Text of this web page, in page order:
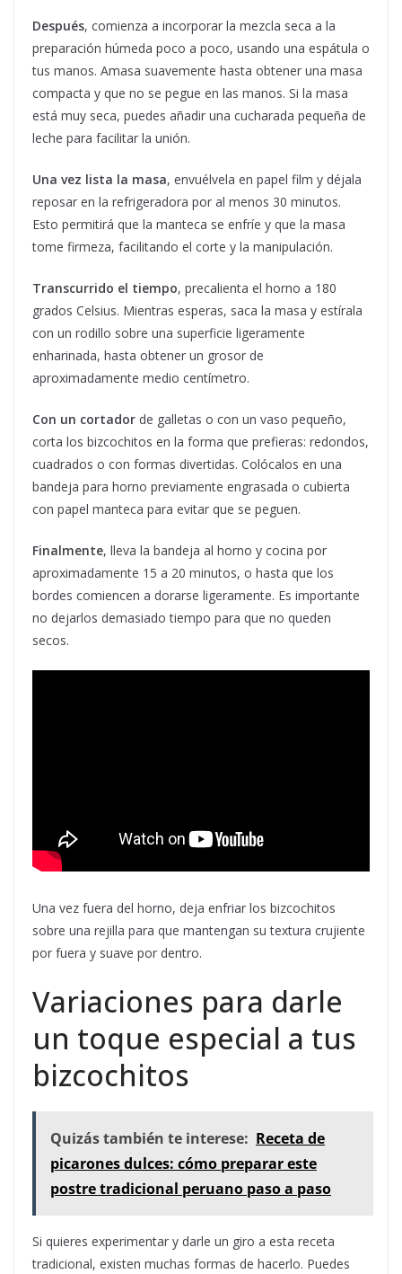
Después, comienza a incorporar la mezcla seca a la
preparación húmeda poco a poco, usando una espátula o
tus manos. Amasa suavemente hasta obtener una masa
compacta y que no se pegue en las manos. Si la masa
está muy seca, puedes añadir una cucharada pequeña de
leche para facilitar la unión.
Una vez lista la masa, envuélvela en papel film y déjala
reposar en la refrigeradora por al menos 30 minutos.
Esto permitirá que la manteca se enfríe y que la masa
tome firmeza, facilitando el corte y la manipulación.
Transcurrido el tiempo, precalienta el horno a 180
grados Celsius. Mientras esperas, saca la masa y estírala
con un rodillo sobre una superficie ligeramente
enharinada, hasta obtener un grosor de
aproximadamente medio centímetro.
Con un cortador de galletas o con un vaso pequeño,
corta los bizcochitos en la forma que prefieras: redondos,
cuadrados o con formas divertidas. Colócalos en una
bandeja para horno previamente engrasada o cubierta
con papel manteca para evitar que se peguen.
Finalmente, lleva la bandeja al horno y cocina por
aproximadamente 15 a 20 minutos, o hasta que los
bordes comiencen a dorarse ligeramente. Es importante
no dejarlos demasiado tiempo para que no queden
secos.
Una vez fuera del horno, deja enfriar los bizcochitos
sobre una rejilla para que mantengan su textura crujiente
por fuera y suave por dentro.
Variaciones para darle
un toque especial a tus
bizcochitos
Quizás también te interese: Receta de
picarones dulces: cómo preparar este
postre tradicional peruano paso a paso
Si quieres experimentar y darle un giro a esta receta
tradicional, existen muchas formas de hacerlo. Puedes